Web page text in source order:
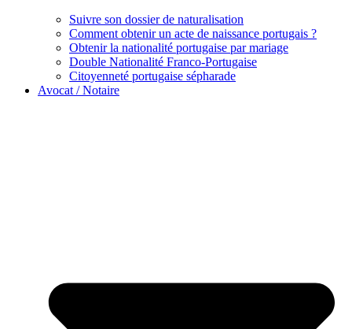
Suivre son dossier de naturalisation
Comment obtenir un acte de naissance portugais ?
Obtenir la nationalité portugaise par mariage
Double Nationalité Franco-Portugaise
Citoyenneté portugaise sépharade
Avocat / Notaire